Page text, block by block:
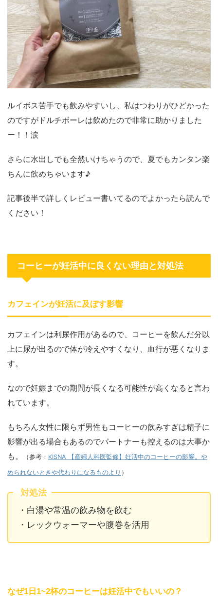
ルイボス苦手でも飲みやすいし、私はつわりがひどかった
のですがドルチボーレは飲めたので非常に助かりました
ー！！涙
さらに水出しでも全然いけちゃうので、夏でもカンタン楽
ちんに飲めちゃいます♪
記事後半で詳しくレビュー書いてるのでよかったら読んで
ください！
コーヒーが妊活中に良くない理由と対処法
カフェインが妊活に及ぼす影響
カフェインは利尿作用があるので、コーヒーを飲んだ分以
上に尿が出るので体が冷えやすくなり、血行が悪くなりま
す。
なので妊娠までの期間が長くなる可能性が高くなると言わ
れています。
もちろん女性に限らず男性もコーヒーの飲みすぎは精子に
影響が出る場合もあるのでパートナーも控えるのは大事か
も。
（参考： KISNA 【産婦人科医監修】妊活中のコーヒーの影響。や
められないときや代わりになるものより ）
対処法
・白湯や常温の飲み物を飲む
・レックウォーマーや腹巻を活用
なぜ1日1~2杯のコーヒーは妊活中でもいいの？